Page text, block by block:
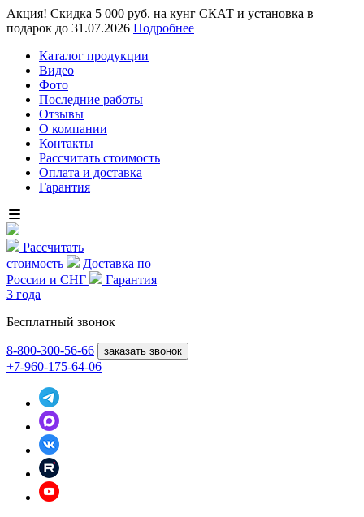
Акция! Скидка 5 000 руб. на кунг СКАТ и установка в
подарок до 31.07.2026 Подробнее
Каталог продукции
Видео
Фото
Последние работы
Отзывы
О компании
Контакты
Рассчитать стоимость
Оплата и доставка
Гарантия
Рассчитать
стоимость
Доставка по
России и СНГ
Гарантия
3 года
Бесплатный звонок
8-800-300-56-66 заказать звонок
+7-960-175-64-06